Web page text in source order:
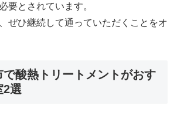
要とされています。
ぜひ継続して通っていただくことをオ
で酸熱トリートメントがおす
2選